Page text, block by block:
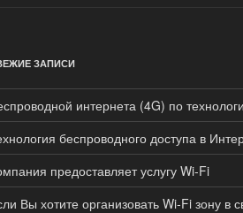
ЗАПИСИ
интернета (4G) по
беспроводного доступа в
предоставляет услугу Wi-Fi
Вы хотите организовать Wi-Fi зону в